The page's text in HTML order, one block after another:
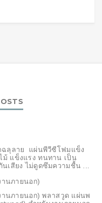
ลุลาย แผ่นพีวีซีโฟมแข็ง
ม้ แข็งแรง ทนทาน เป็น
เสียง ไม่ดูดซึมความชื้น ...
นภายนอก)
นภายนอก) พลาสวูด แผ่นพ